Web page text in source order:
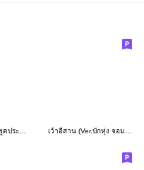
ภาคิน ครับผม คำพูดประจำวัน 3_60 เว้าอีสาน (Ver.บักหุ่ง จอมซน)